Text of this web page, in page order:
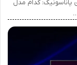
کدام مدل